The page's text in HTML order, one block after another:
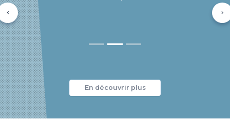
Précédent
En découvrir plus